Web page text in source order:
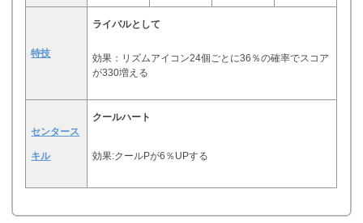
特技
ライバルとして
効果：リズムアイコン24個ごとに36％の確率でスコア
が330増える
センタース
キル
クールハート
効果:クールPが6％UPする